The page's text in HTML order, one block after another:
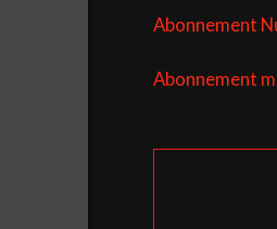
Abonnement
Abonnement